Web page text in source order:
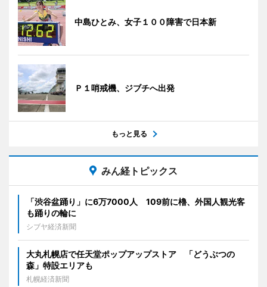
中島ひとみ、女子１００障害で日本新
Ｐ１哨戒機、ジブチへ出発
もっと見る
みん経トピックス
「渋谷盆踊り」に6万7000人 109前に櫓、外国人観光客
も踊りの輪に
シブヤ経済新聞
大丸札幌店で任天堂ポップアップストア 「どうぶつの
森」特設エリアも
札幌経済新聞